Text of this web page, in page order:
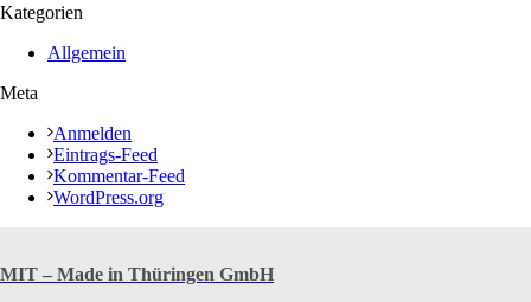
Kategorien
Allgemein
Meta
Anmelden
Eintrags-Feed
Kommentar-Feed
WordPress.org
MIT – Made in Thüringen GmbH